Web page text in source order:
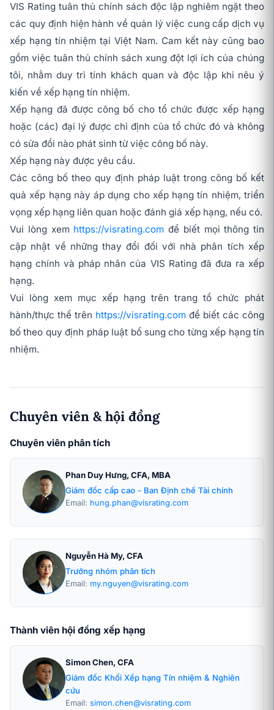
VIS Rating tuân thủ chính sách độc lập nghiêm ngặt theo
các quy định hiện hành về quản lý việc cung cấp dịch vụ
xếp hạng tín nhiệm tại Việt Nam. Cam kết này cũng bao
gồm việc tuân thủ chính sách xung đột lợi ích của chúng
tôi, nhằm duy trì tính khách quan và độc lập khi nêu ý
kiến về xếp hạng tín nhiệm.
Xếp hạng đã được công bố cho tổ chức được xếp hạng
hoặc (các) đại lý được chỉ định của tổ chức đó và không
có sửa đổi nào phát sinh từ việc công bố này.
Xếp hạng này được yêu cầu.
Các công bố theo quy định pháp luật trong công bố kết
quả xếp hạng này áp dụng cho xếp hạng tín nhiệm, triển
vọng xếp hạng liên quan hoặc đánh giá xếp hạng, nếu có.
Vui lòng xem https://visrating.com để biết mọi thông tin
cập nhật về những thay đổi đối với nhà phân tích xếp
hạng chính và pháp nhân của VIS Rating đã đưa ra xếp
hạng.
Vui lòng xem mục xếp hạng trên trang tổ chức phát
hành/thực thể trên https://visrating.com để biết các công
bố theo quy định pháp luật bổ sung cho từng xếp hạng tín
nhiệm.
Chuyên viên & hội đồng
Chuyên viên phân tích
Phan Duy Hưng, CFA, MBA
Giám đốc cấp cao - Ban Định chế Tài chính
Email: hung.phan@visrating.com
Nguyễn Hà My, CFA
Trưởng nhóm phân tích
Email: my.nguyen@visrating.com
Thành viên hội đồng xếp hạng
Simon Chen, CFA
Giám đốc Khối Xếp hạng Tín nhiệm & Nghiên
cứu
Email: simon.chen@visrating.com